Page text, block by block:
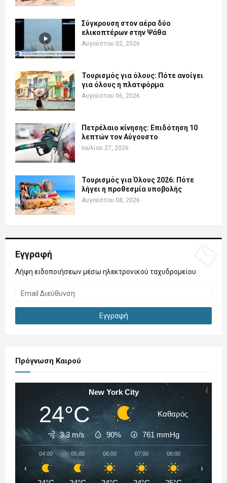
Σύγκρουση στον αέρα δύο
ελικοπτέρων στην Ψάθα
Αυγούστου 02, 2026
Τουρισμός για όλους: Πότε ανοίγει
για όλους η πλατφόρμα
Αυγούστου 06, 2026
Πετρέλαιο κίνησης: Επιδότηση 10
λεπτών τον Αύγουστο
Ιουλίου 27, 2026
Τουρισμός για Όλους 2026: Πότε
λήγει η προθεσμία υποβολής
Αυγούστου 08, 2026
Εγγραφή
Λήψη ειδοποιήσεων μέσω ηλεκτρονικού ταχυδρομείου
Πρόγνωση Καιρού
New York City
24°C Καθαρός
3.3 m/s 90% 761 mmHg
04:00 05:00 06:00 07:00 08:00
‹ ›